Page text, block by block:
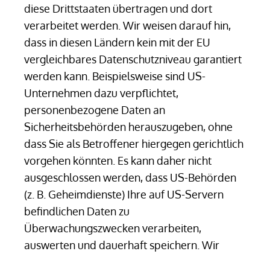
diese Drittstaaten übertragen und dort
verarbeitet werden. Wir weisen darauf hin,
dass in diesen Ländern kein mit der EU
vergleichbares Datenschutzniveau garantiert
werden kann. Beispielsweise sind US-
Unternehmen dazu verpflichtet,
personenbezogene Daten an
Sicherheitsbehörden herauszugeben, ohne
dass Sie als Betroffener hiergegen gerichtlich
vorgehen könnten. Es kann daher nicht
ausgeschlossen werden, dass US-Behörden
(z. B. Geheimdienste) Ihre auf US-Servern
befindlichen Daten zu
Überwachungszwecken verarbeiten,
auswerten und dauerhaft speichern. Wir